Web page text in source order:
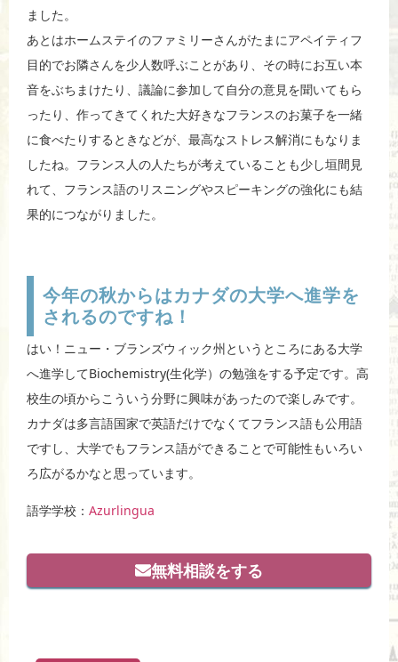
ました。
あとはホームステイのファミリーさんがたまにアペイティフ
目的でお隣さんを少人数呼ぶことがあり、 その時にお互い本
音をぶちまけたり、 議論に参加して自分の意見を聞いてもら
ったり、 作ってきてくれた大好きなフランスのお菓子を一緒
に食べたりする ときなどが、最高なストレス解消にもなりま
したね。フランス人の人たちが考えていることも少し垣間見
れて、フランス語のリスニングやスピーキングの強化にも結
果的につながりました。
今年の秋からはカナダの大学へ進学を
されるのですね！
はい！ニュー・ブランズウィック州というところにある大学
へ進学してBiochemistry(生化学）の勉強をする予定です。高
校生の頃からこういう分野に興味があったので楽しみです。
カナダは多言語国家で英語だけでなくてフランス語も公用語
ですし、大学でもフランス語ができることで可能性もいろい
ろ広がるかなと思っています。
語学学校： Azurlingua
無料相談をする